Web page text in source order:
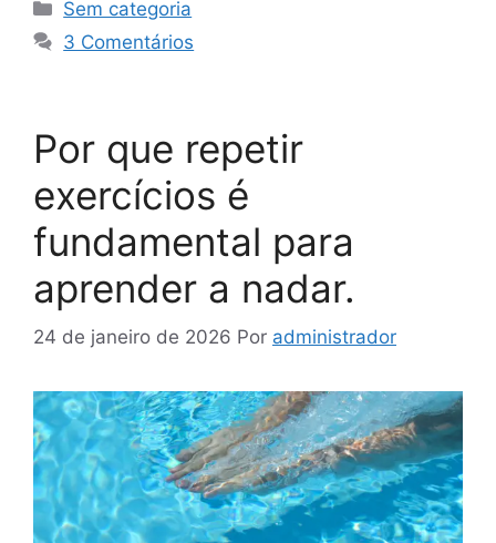
Sem categoria
3 Comentários
Por que repetir
exercícios é
fundamental para
aprender a nadar.
24 de janeiro de 2026 Por administrador